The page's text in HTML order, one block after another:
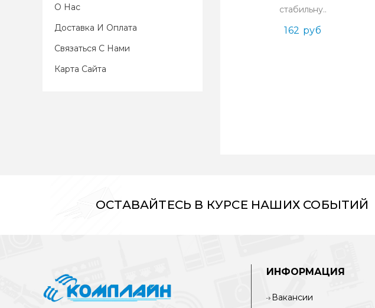
О Нас
Доставка И Оплата
Связаться С Нами
Карта Сайта
стабильну..
162 руб
ОСТАВАЙТЕСЬ В КУРСЕ НАШИХ СОБЫТИЙ
ИНФОРМАЦИЯ
Вакансии